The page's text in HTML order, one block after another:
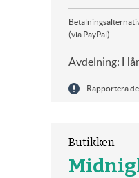
(via PayPal)
Avdelning:
Rapportera
Butikken